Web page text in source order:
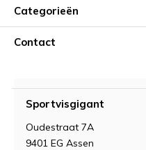
Categorieën
Contact
Sportvisgigant
Oudestraat 7A
9401 EG Assen